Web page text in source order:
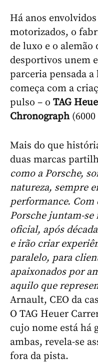
Há anos
motorizados, o
de luxo e o alemão
desportivos unem
parceria pensada
começa com a
pulso – o TAG
Chronograph
Mais do que
duas marcas
como a Porsche,
natureza, sempre
performance. Com
Porsche juntam-
oficial, após
e irão criar
paralelo, para
apaixonados por
aquilo que
Arnault, CEO da
O TAG Heuer
cujo nome está há
ambas, revela-se
fora da pista.